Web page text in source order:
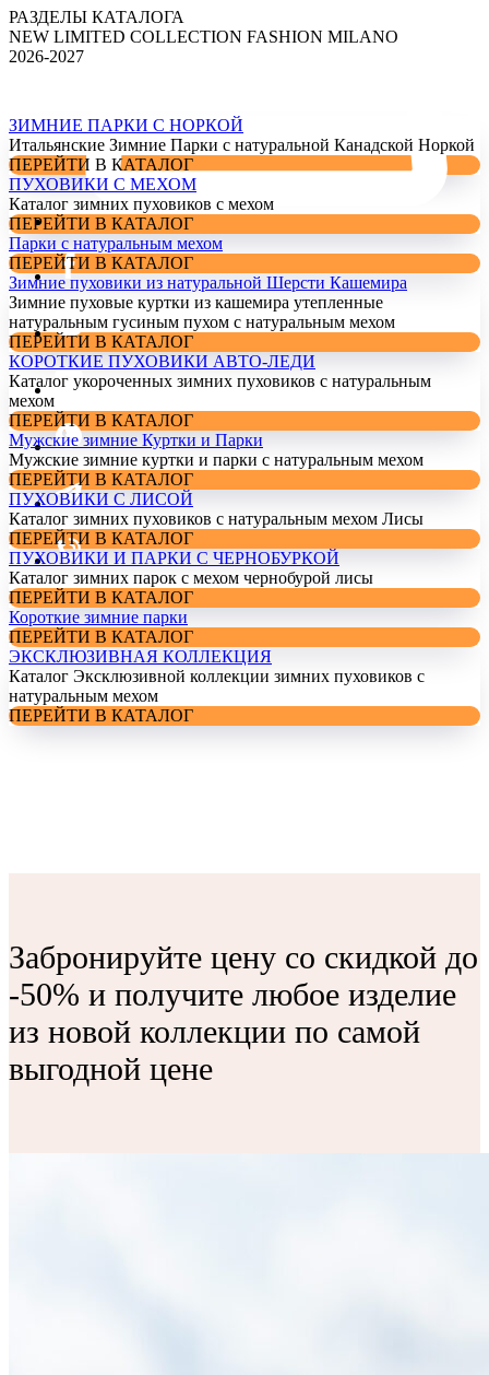
РАЗДЕЛЫ КАТАЛОГА
NEW LIMITED COLLECTION FASHION MILANO
2026-2027
ЗИМНИЕ ПАРКИ С НОРКОЙ
Итальянские Зимние Парки с натуральной Канадской Норкой
ПЕРЕЙТИ В КАТАЛОГ
ПУХОВИКИ С МЕХОМ
Каталог зимних пуховиков с мехом
ПЕРЕЙТИ В КАТАЛОГ
Парки с натуральным мехом
ПЕРЕЙТИ В КАТАЛОГ
Зимние пуховики из натуральной Шерсти Кашемира
Зимние пуховые куртки из кашемира утепленные
натуральным гусиным пухом с натуральным мехом
ПЕРЕЙТИ В КАТАЛОГ
КОРОТКИЕ ПУХОВИКИ АВТО-ЛЕДИ
Каталог укороченных зимних пуховиков с натуральным
мехом
ПЕРЕЙТИ В КАТАЛОГ
Мужские зимние Куртки и Парки
Мужские зимние куртки и парки с натуральным мехом
ПЕРЕЙТИ В КАТАЛОГ
ПУХОВИКИ С ЛИСОЙ
Каталог зимних пуховиков с натуральным мехом Лисы
ПЕРЕЙТИ В КАТАЛОГ
ПУХОВИКИ И ПАРКИ С ЧЕРНОБУРКОЙ
Каталог зимних парок с мехом чернобурой лисы
ПЕРЕЙТИ В КАТАЛОГ
Короткие зимние парки
ПЕРЕЙТИ В КАТАЛОГ
ЭКСКЛЮЗИВНАЯ КОЛЛЕКЦИЯ
Каталог Эксклюзивной коллекции зимних пуховиков с
натуральным мехом
ПЕРЕЙТИ В КАТАЛОГ
Забронируйте цену со скидкой до
-50% и получите любое изделие
из новой коллекции по самой
выгодной цене